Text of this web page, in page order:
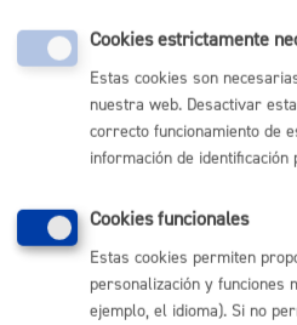
Licencias -
Relaciones con la
Cookies estrictamente
Estas cookies son
nuestra web. Desactivar
correcto funcionamiento de
información de identificación
Cookies funcionales
Estas cookies permiten
personalización y funciones
ejemplo, el idioma). Si no